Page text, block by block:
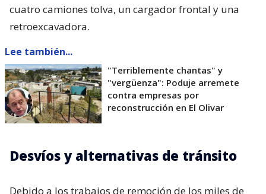
cuatro camiones tolva, un cargador frontal y una
retroexcavadora.
Lee también...
"Terriblemente chantas" y
"vergüenza": Poduje arremete
contra empresas por
reconstrucción en El Olivar
Desvíos y alternativas de tránsito
Debido a los trabajos de remoción de los miles de